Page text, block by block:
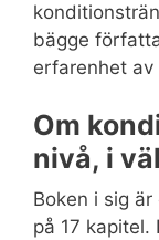
bägge
erfarenhet
Om
nivå, i
Boken i sig
på 17 kapitel.